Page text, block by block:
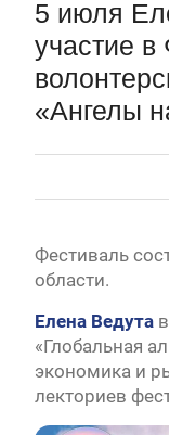
Первый
Вячеслав
Первый
Конкурсные
конкурсу
Вячеслав
Первый
Вячеслав
5 июля
участие в
«Ангелы
Фестиваль
области.
Елена Ведута
«Глобальная
экономика и
лекториев